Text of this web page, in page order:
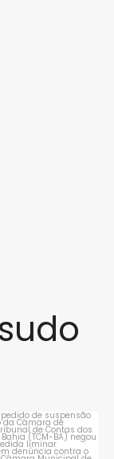
pedido de
de licitação da...
1 0